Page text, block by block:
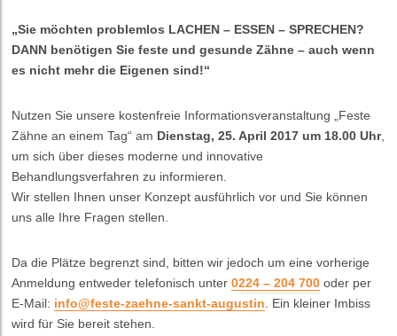
„Sie möchten problemlos LACHEN – ESSEN – SPRECHEN?
DANN benötigen Sie feste und gesunde Zähne – auch wenn
es nicht mehr die Eigenen sind!“
Nutzen Sie unsere kostenfreie Informationsveranstaltung „Feste
Zähne an einem Tag“ am Dienstag, 25. April 2017 um 18.00 Uhr,
um sich über dieses moderne und innovative
Behandlungsverfahren zu informieren.
Wir stellen Ihnen unser Konzept ausführlich vor und Sie können
uns alle Ihre Fragen stellen.
Da die Plätze begrenzt sind, bitten wir jedoch um eine vorherige
Anmeldung entweder telefonisch unter0224 – 204 700 oder per
E-Mail: info@feste-zaehne-sankt-augustin. Ein kleiner Imbiss
wird für Sie bereit stehen.